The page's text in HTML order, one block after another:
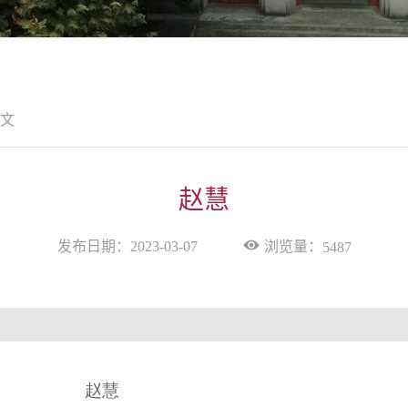
赵慧
发布日期：2023-03-07 浏览量： 5487
赵慧